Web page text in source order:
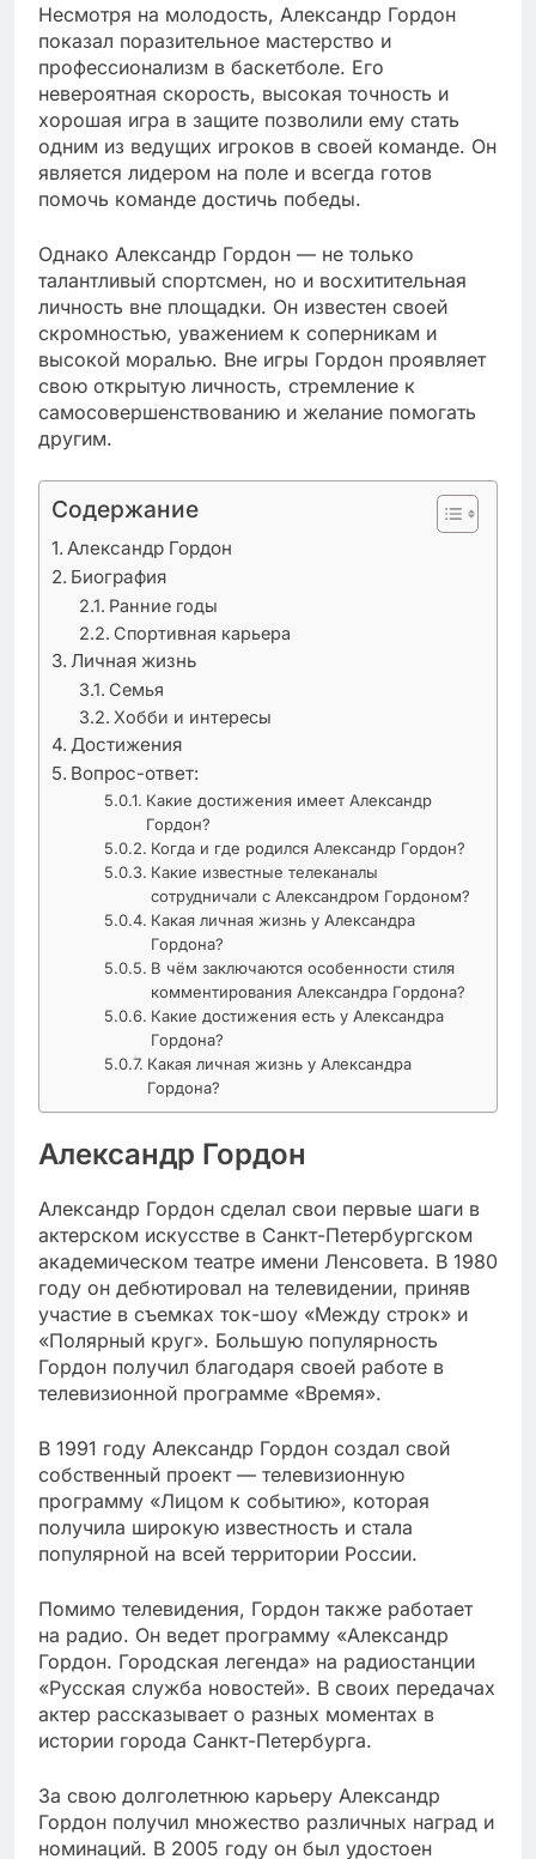
Несмотря на молодость, Александр Гордон
показал поразительное мастерство и
профессионализм в баскетболе. Его
невероятная скорость, высокая точность и
хорошая игра в защите позволили ему стать
одним из ведущих игроков в своей команде. Он
является лидером на поле и всегда готов
помочь команде достичь победы.
Однако Александр Гордон — не только
талантливый спортсмен, но и восхитительная
личность вне площадки. Он известен своей
скромностью, уважением к соперникам и
высокой моралью. Вне игры Гордон проявляет
свою открытую личность, стремление к
самосовершенствованию и желание помогать
другим.
Содержание
Александр Гордон
Биография
Ранние годы
Спортивная карьера
Личная жизнь
Семья
Хобби и интересы
Достижения
Вопрос-ответ:
Какие достижения имеет Александр
Гордон?
Когда и где родился Александр Гордон?
Какие известные телеканалы
сотрудничали с Александром Гордоном?
Какая личная жизнь у Александра
Гордона?
В чём заключаются особенности стиля
комментирования Александра Гордона?
Какие достижения есть у Александра
Гордона?
Какая личная жизнь у Александра
Гордона?
Александр Гордон
Александр Гордон сделал свои первые шаги в
актерском искусстве в Санкт-Петербургском
академическом театре имени Ленсовета. В 1980
году он дебютировал на телевидении, приняв
участие в съемках ток-шоу «Между строк» и
«Полярный круг». Большую популярность
Гордон получил благодаря своей работе в
телевизионной программе «Время».
В 1991 году Александр Гордон создал свой
собственный проект — телевизионную
программу «Лицом к событию», которая
получила широкую известность и стала
популярной на всей территории России.
Помимо телевидения, Гордон также работает
на радио. Он ведет программу «Александр
Гордон. Городская легенда» на радиостанции
«Русская служба новостей». В своих передачах
актер рассказывает о разных моментах в
истории города Санкт-Петербурга.
За свою долголетнюю карьеру Александр
Гордон получил множество различных наград и
номинаций. В 2005 году он был удостоен